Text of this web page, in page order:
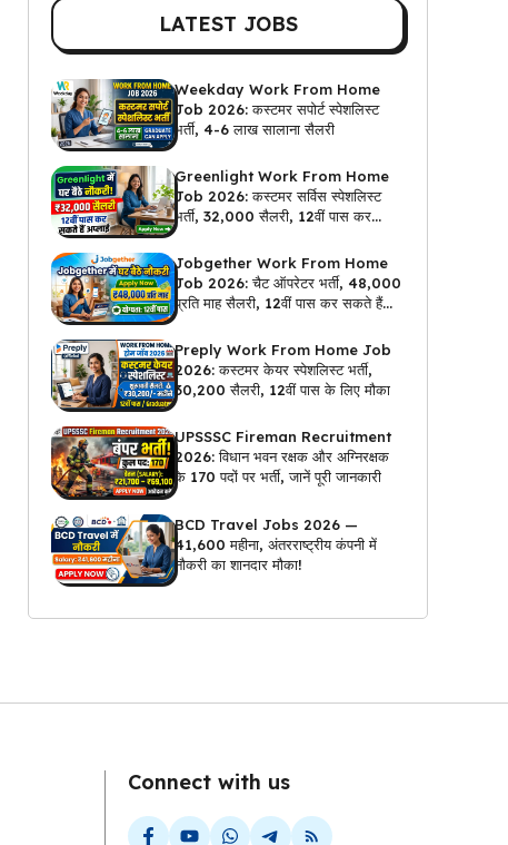
LATEST JOBS
Weekday Work From Home
Job 2026: कस्टमर सपोर्ट स्पेशलिस्ट
भर्ती, 4-6 लाख सालाना सैलरी
Greenlight Work From Home
Job 2026: कस्टमर सर्विस स्पेशलिस्ट
भर्ती, ₹32,000 सैलरी, 12वीं पास कर
सकते हैं अप्लाई
Jobgether Work From Home
Job 2026: चैट ऑपरेटर भर्ती, ₹48,000
प्रति माह सैलरी, 12वीं पास कर सकते हैं
अप्लाई
Preply Work From Home Job
2026: कस्टमर केयर स्पेशलिस्ट भर्ती,
₹30,200 सैलरी, 12वीं पास के लिए मौका
UPSSSC Fireman Recruitment
2026: विधान भवन रक्षक और अग्निरक्षक
के 170 पदों पर भर्ती, जानें पूरी जानकारी
BCD Travel Jobs 2026 —
₹41,600 महीना, अंतरराष्ट्रीय कंपनी में
नौकरी का शानदार मौका!
Connect with us